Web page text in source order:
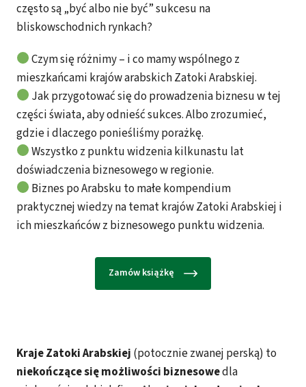
często są „być albo nie być” sukcesu na
bliskowschodnich rynkach?
Czym się różnimy – i co mamy wspólnego z
mieszkańcami krajów arabskich Zatoki Arabskiej.
Jak przygotować się do prowadzenia biznesu w tej
części świata, aby odnieść sukces. Albo zrozumieć,
gdzie i dlaczego ponieśliśmy porażkę.
Wszystko z punktu widzenia kilkunastu lat
doświadczenia biznesowego w regionie.
Biznes po Arabsku to małe kompendium
praktycznej wiedzy na temat krajów Zatoki Arabskiej i
ich mieszkańców z biznesowego punktu widzenia.
Zamów książkę
Kraje Zatoki Arabskiej (potocznie zwanej perską) to
niekończące się możliwości biznesowedla